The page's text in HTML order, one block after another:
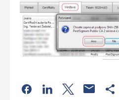
Odkaz se otevře na
Odkaz se otevře
Odkaz se